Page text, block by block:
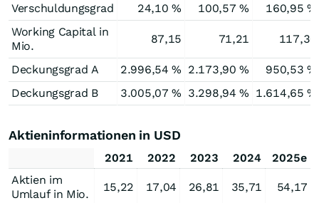
Verschuldungsgrad 24,10 % 100,57 %
160,95 %
Working Capital in
Mio.
87,15 71,21 117,30
Deckungsgrad A 2.996,54 % 2.173,90 %
950,53 %
Deckungsgrad B
3.005,07 % 3.298,94 % 1.614,65 %
Aktieninformationen in USD
2021 2022 2023 2024
2025e
Aktien im
Umlauf in Mio.
15,22 17,04 26,81 35,71 54,17